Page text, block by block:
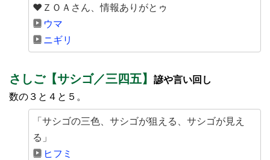
♥ＺＯＡさん、情報ありがとゥ
ウマ
ニギリ
さしご【サシゴ／三四五】 諺や言い回し
数の３と４と５。
「サシゴの三色、サシゴが狙える、サシゴが見え
る」
ヒフミ